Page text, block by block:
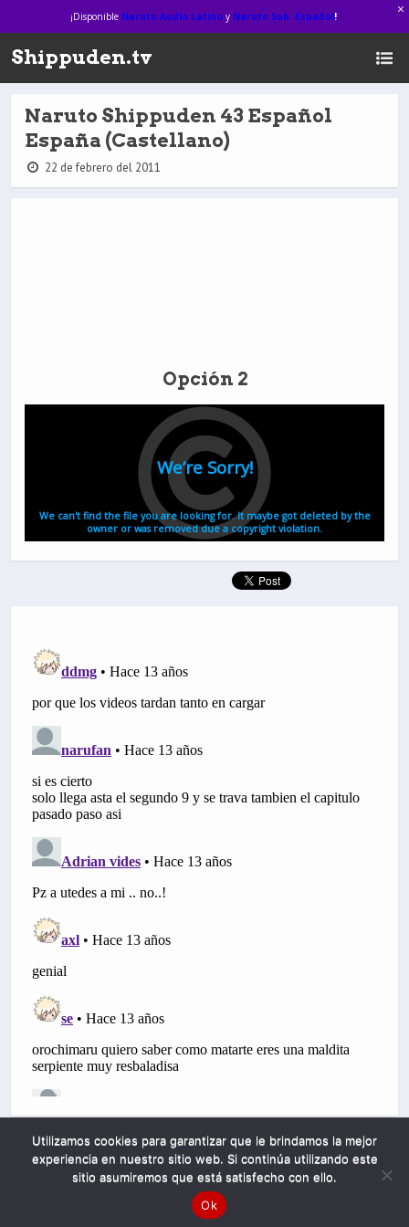
¡Disponible Naruto Audio Latinoy Naruto Sub. Español!
Shippuden.tv
Naruto Shippuden 43 Español
España (Castellano)
22 de febrero del 2011
Opción 2
Utilizamos cookies para garantizar que le brindamos la mejor
experiencia en nuestro sitio web. Si continúa utilizando este
sitio asumiremos que está satisfecho con ello.
Ok